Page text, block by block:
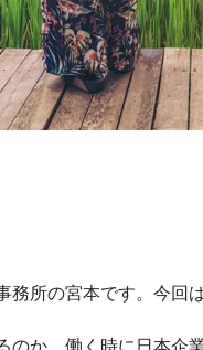
務所の宮本です。今回
のか、働く時に日本企